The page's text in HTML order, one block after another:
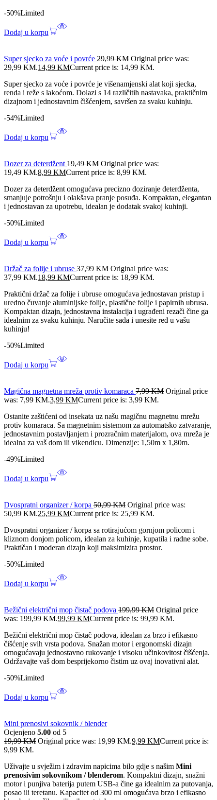
-50%Limited
Dodaj u korpu
Super sjecko za voće i povrće 29,99KM Original price was:
29,99 KM.14,99 KMCurrent price is: 14,99 KM.
Super sjecko za voće i povrće je višenamjenski alat koji sjecka,
renda i reže s lakoćom. Dolazi s 14 različitih nastavaka, praktičnim
dizajnom i jednostavnim čišćenjem, savršen za svaku kuhinju.
-54%Limited
Dodaj u korpu
Dozer za deterdžent 19,49KM Original price was:
19,49 KM.8,99 KMCurrent price is: 8,99 KM.
Dozer za deterdžent omogućava precizno doziranje deterdženta,
smanjuje potrošnju i olakšava pranje posuđa. Kompaktan, elegantan
i jednostavan za upotrebu, idealan je dodatak svakoj kuhinji.
-50%Limited
Dodaj u korpu
Držač za folije i ubruse 37,99KM Original price was:
37,99 KM.18,99 KMCurrent price is: 18,99 KM.
Praktični držač za folije i ubruse omogućava jednostavan pristup i
uredno čuvanje aluminijske folije, plastične folije i papirnih ubrusa.
Kompaktan dizajn, jednostavna instalacija i ugrađeni rezači čine ga
idealnim za svaku kuhinju. Naručite sada i unesite red u vašu
kuhinju!
-50%Limited
Dodaj u korpu
Magična magnetna mreža protiv komaraca 7,99KM Original price
was: 7,99 KM.3,99 KMCurrent price is: 3,99 KM.
Ostanite zaštićeni od insekata uz našu magičnu magnetnu mrežu
protiv komaraca. Sa magnetnim sistemom za automatsko zatvaranje,
jednostavnim postavljanjem i prozračnim materijalom, ova mreža je
idealna za vaš dom ili vikendicu. Dimenzije: 1,50m x 1,80m.
-49%Limited
Dodaj u korpu
Dvospratni organizer / korpa 50,99KM Original price was:
50,99 KM.25,99 KMCurrent price is: 25,99 KM.
Dvospratni organizer / korpa sa rotirajućom gornjom policom i
kliznom donjom policom, idealan za kuhinje, kupatila i radne sobe.
Praktičan i moderan dizajn koji maksimizira prostor.
-50%Limited
Dodaj u korpu
Bežični električni mop čistač podova 199,99KM Original price
was: 199,99 KM.99,99 KMCurrent price is: 99,99 KM.
Bežični električni mop čistač podova, idealan za brzo i efikasno
čišćenje svih vrsta podova. Snažan motor i ergonomski dizajn
omogućavaju jednostavno rukovanje i visoku učinkovitost čišćenja.
Održavajte vaš dom besprijekorno čistim uz ovaj inovativni alat.
-50%Limited
Dodaj u korpu
Mini prenosivi sokovnik / blender
Ocjenjeno 5.00 od 5
19,99KM Original price was: 19,99 KM.9,99 KMCurrent price is:
9,99 KM.
Uživajte u svježim i zdravim napicima bilo gdje s našim Mini
prenosivim sokovnikom / blenderom. Kompaktni dizajn, snažni
motor i punjiva baterija putem USB-a čine ga idealnim za putovanja,
posao ili teretanu. Kapacitet od 300 ml omogućava brzo i efikasno